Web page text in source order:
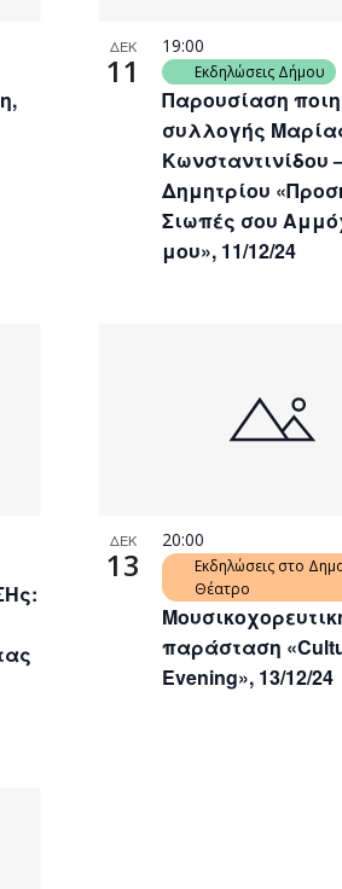
ΔΕΚ
11
Παρουσίαση
συλλογής
Κωνσταντινίδου
Δημητρίου
Σιωπές σου
μου», 11/12/24
19:00
Εκδηλώσεις Δήμου
ΔΕΚ
13
παράσταση
Evening», 13/12/24
20:00
Εκδηλώσεις στο
Θέατρο